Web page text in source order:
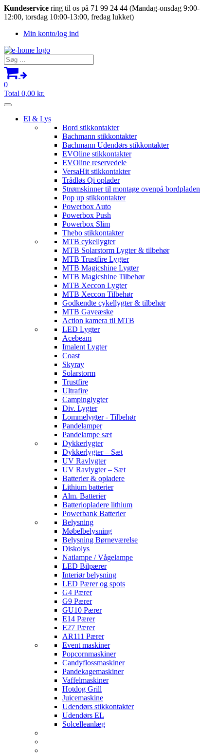
Kundeservice ring til os på 71 99 24 44 (Mandag-onsdag 9:00-
12:00, torsdag 10:00-13:00, fredag lukket)
Min konto/log ind
Søg
efter:
0
Total 0,00 kr.
El & Lys
Bord stikkontakter
Bachmann stikkontakter
Bachmann Udendørs stikkontakter
EVOline stikkontakter
EVOline reservedele
VersaHit stikkontakter
Trådløs Qi oplader
Strømskinner til montage ovenpå bordpladen
Pop up stikkontakter
Powerbox Auto
Powerbox Push
Powerbox Slim
Thebo stikkontakter
MTB cykellygter
MTB Solarstorm Lygter & tilbehør
MTB Trustfire Lygter
MTB Magicshine Lygter
MTB Magicshine Tilbehør
MTB Xeccon Lygter
MTB Xeccon Tilbehør
Godkendte cykellygter & tilbehør
MTB Gaveæske
Action kamera til MTB
LED Lygter
Acebeam
Imalent Lygter
Coast
Skyray
Solarstorm
Trustfire
Ultrafire
Campinglygter
Div. Lygter
Lommelygter - Tilbehør
Pandelamper
Pandelampe sæt
Dykkerlygter
Dykkerlygter – Sæt
UV Ravlygter
UV Ravlygter – Sæt
Batterier & opladere
Lithium batterier
Alm. Batterier
Batteriopladere lithium
Powerbank Batterier
Belysning
Møbelbelysning
Belysning Børneværelse
Diskolys
Natlampe / Vågelampe
LED Bilpærer
Interiør belysning
LED Pærer og spots
G4 Pærer
G9 Pærer
GU10 Pærer
E14 Pærer
E27 Pærer
AR111 Pærer
Event maskiner
Popcornmaskiner
Candyflossmaskiner
Pandekagemaskiner
Vaffelmaskiner
Hotdog Grill
Juicemaskine
Udendørs stikkontakter
Udendørs EL
Solcelleanlæg